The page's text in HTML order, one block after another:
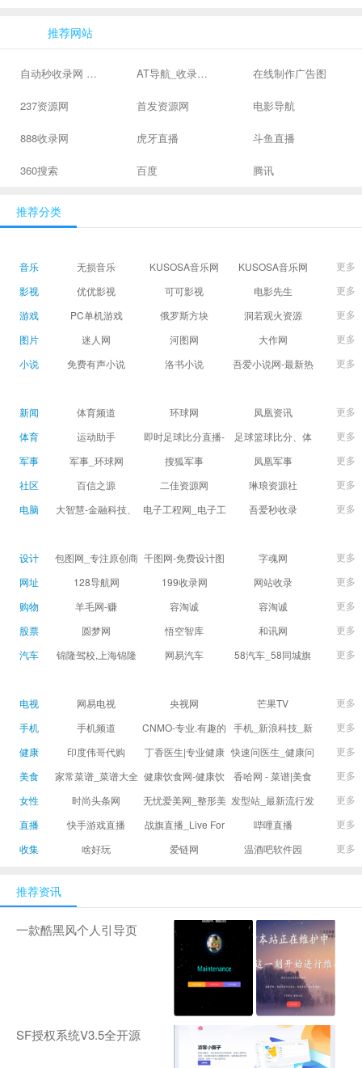
推荐网站
自动秒收录网 - 自动秒收录-网站收录-收录网站-网址收录-秒收录 AT导航_收录网_免费收录网站_自动收录网_秒收录 在线制作广告图
237资源网 首发资源网 电影导航
888收录网 虎牙直播 斗鱼直播
360搜索 百度 腾讯
推荐分类
音乐 无损音乐 KUSOSA音乐网 KUSOSA音乐网
更多
影视
优优影视 可可影视 电影先生
更多
游戏
PC单机游戏 俄罗斯方块 洞若观火资源
更多
图片
迷人网 河图网 大作网
更多
小说
免费有声小说 洛书小说
吾爱小说网-最新热
更多
新闻 体育频道 环球网 凤凰资讯
更多
体育
运动助手
即时足球比分直播-
精准赛程赛果及角
足球篮球比分、体
育赛果直播|让足球
更多
军事
军事_环球网 搜狐军事 凤凰军事
更多
社区
百信之源 二佳资源网 琳琅资源社
更多
电脑
大智慧-金融科技、
据,投资理财,港股,期
货,股指期货,手机炒
股,股票软件,炒股软
件，免费炒股软
软件,证
电子工程网_电子工
吾爱秒收录
收录
更多
设计
包图网_专注原创商
用设计图片下载，
千图网-免费设计图
片素材网站-正版商
字魂网
更多
网址
128导航网 199收录网 网站收录
更多
购物
羊毛网-赚 容淘诚 容淘诚
更多
股票
圆梦网 悟空智库 和讯网
更多
汽车
锦隆驾校,上海锦隆
网易汽车
58汽车_58同城旗
更多
电视 网易电视 央视网 芒果TV
更多
手机
手机频道
CNMO-专业.有趣的
科技新媒体
手机_新浪科技_新
浪网
更多
健康
印度伟哥代购
丁香医生|专业健康
生活方式平台
快速问医生_健康问
题免费在线咨询专
更多
美食
家常菜谱_菜谱大全
_菜谱家常菜做法大
健康饮食网-健康饮
食食谱_健康饮食小
香哈网 - 菜谱|美食
菜谱|菜谱大全-学做
更多
女性
时尚头条网
LADYMAX.cn|国内
新闻并提供奢侈品
无忧爱美网_整形美
容门户
发型站_最新流行发
型设计发型图片与
更多
直播
快手游戏直播
战旗直播_Live For
Gamers丨天生爱
哔哩直播
更多
收集
啥好玩 爱链网 温酒吧软件园 更多
推荐资讯
一款酷黑风个人引导页
SF授权系统V3.5全开源